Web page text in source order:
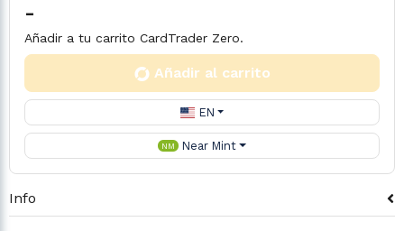
-
Añadir a tu carrito CardTrader Zero.
Añadir al carrito
EN
NM Near Mint
Info